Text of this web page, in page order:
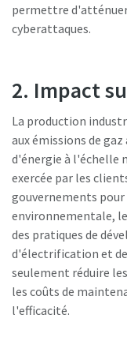
permettre
cyberattaques.
2. Impact
La production
aux émissions de
d'énergie à l'échelle
exercée par les
gouvernements
environnementale,
des pratiques de
d'électrification et
seulement réduire
les coûts de
l'efficacité.